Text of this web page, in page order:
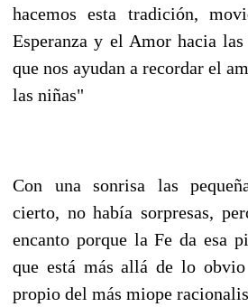
hacemos esta tradición,
Esperanza y el Amor hacia las
que nos ayudan a recordar el
las niñas"
Con una sonrisa las
cierto, no había sorpresas,
encanto porque la Fe da esa
que está más allá de lo
propio del más miope